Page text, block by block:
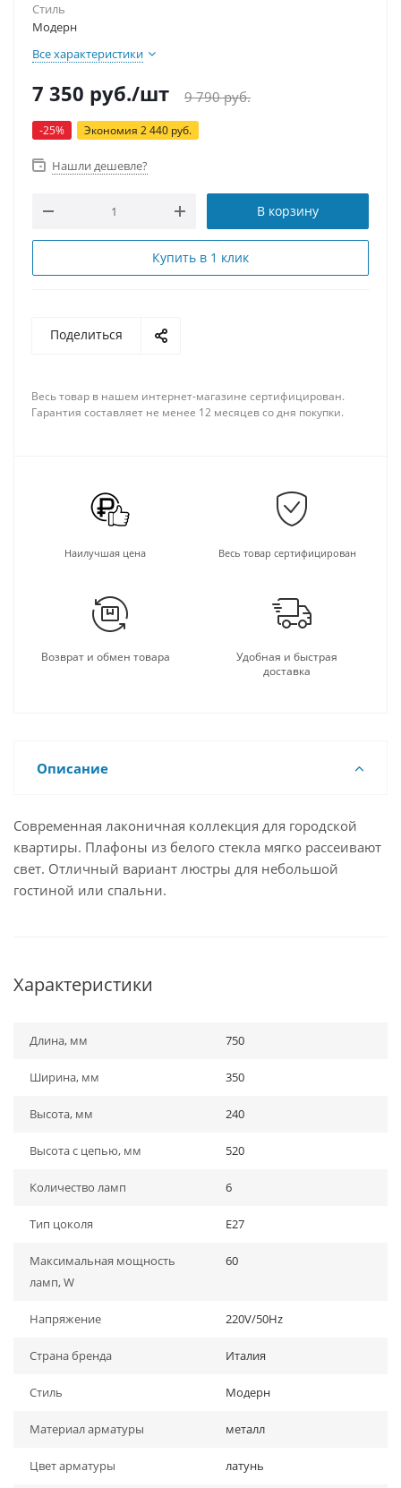
Стиль
Модерн
Все характеристики
7 350 руб./шт 9 790руб.
-25% Экономия 2 440 руб.
Нашли дешевле?
В корзину
Купить в 1 клик
Поделиться
Весь товар в нашем интернет-магазине сертифицирован.
Гарантия составляет не менее 12 месяцев со дня покупки.
Наилучшая цена Весь товар сертифицирован
Возврат и обмен товара
Удобная и быстрая
доставка
Описание
Современная лаконичная коллекция для городской
квартиры. Плафоны из белого стекла мягко рассеивают
свет. Отличный вариант люстры для небольшой
гостиной или спальни.
Характеристики
Длина, мм 750
Ширина, мм 350
Высота, мм 240
Высота с цепью, мм 520
Количество ламп 6
Тип цоколя E27
Максимальная мощность
ламп, W
60
Напряжение 220V/50Hz
Страна бренда Италия
Стиль Модерн
Материал арматуры металл
Цвет арматуры латунь